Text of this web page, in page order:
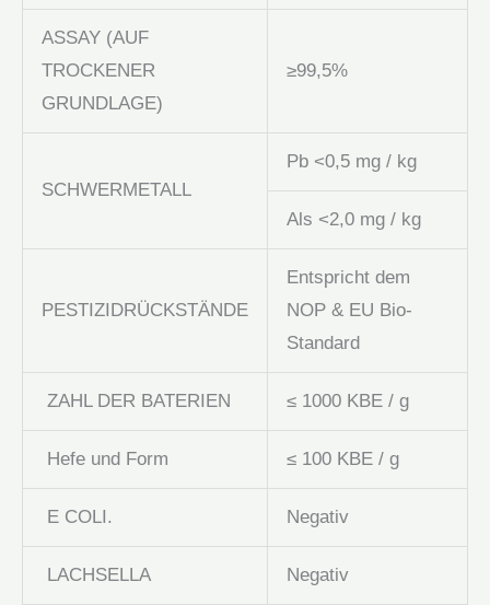
ASSAY (AUF
TROCKENER
GRUNDLAGE)
≥99,5%
SCHWERMETALL
Pb <0,5 mg / kg
Als <2,0 mg / kg
PESTIZIDRÜCKSTÄNDE
Entspricht dem
NOP & EU Bio-
Standard
ZAHL DER BATERIEN ≤ 1000 KBE / g
Hefe und Form ≤ 100 KBE / g
E COLI. Negativ
LACHSELLA Negativ